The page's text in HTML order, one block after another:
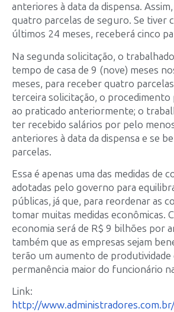
anteriores à data da dispensa.
quatro parcelas de seguro. Se tiver
últimos 24 meses, receberá cinco
Na segunda solicitação, o
tempo de casa de 9 (nove) meses
meses, para receber quatro
terceira solicitação, o procedimento
ao praticado anteriormente; o
ter recebido salários por pelo
anteriores à data da dispensa e se
parcelas.
Essa é apenas uma das medidas de
adotadas pelo governo para
públicas, já que, para reordenar as
tomar muitas medidas econômicas.
economia será de R$ 9 bilhões por
também que as empresas sejam
terão um aumento de produtividade
permanência maior do funcionário
Link:
http://